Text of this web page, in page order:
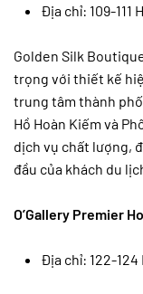
Địa chỉ: 109-111
Golden Silk
trọng với thiết kế
trung tâm thành
Hồ Hoàn Kiếm và
dịch vụ chất lượng,
đầu của khách du
O’Gallery Premier
Địa chỉ: 122-124